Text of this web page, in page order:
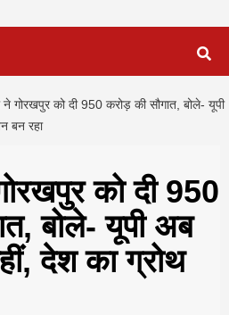
ने गोरखपुर को दी 950 करोड़ की सौगात, बोले- यूपी
बन रहा
को दी 950
बोले- यूपी अब
देश का ग्रोथ